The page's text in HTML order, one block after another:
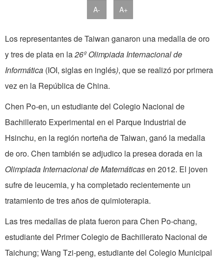
A- A+
Los representantes de Taiwan ganaron una medalla de oro
y tres de plata en la26º Olimpiada Internacional de
Informática (IOI, siglas en inglés), que se realizó por primera
vez en la República de China.
Chen Po-en, un estudiante del Colegio Nacional de
Bachillerato Experimental en el Parque Industrial de
Hsinchu, en la región norteña de Taiwan, ganó la medalla
de oro. Chen también se adjudico la presea dorada en la
Olimpiada Internacional de Matemáticasen 2012. El joven
sufre de leucemia, y ha completado recientemente un
tratamiento de tres años de quimioterapia.
Las tres medallas de plata fueron para Chen Po-chang,
estudiante del Primer Colegio de Bachillerato Nacional de
Taichung; Wang Tzi-peng, estudiante del Colegio Municipal